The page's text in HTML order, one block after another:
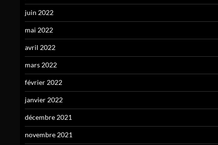
juin 2022
mai 2022
avril 2022
mars 2022
février 2022
janvier 2022
décembre 2021
novembre 2021